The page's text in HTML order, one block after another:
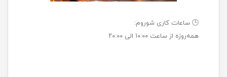
🕒 ساعات کاری شوروم:
همه‌روزه از ساعت ۱۰:۰۰ الی ۲۰:۰۰